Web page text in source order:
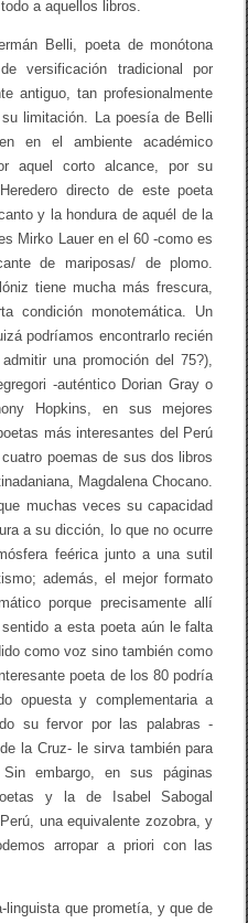
a aquellos libros.
Belli, poeta de monótona
versificación tradicional por
antiguo, tan profesionalmente
limitación. La poesía de Belli
en el ambiente académico
aquel corto alcance, por su
directo de este poeta
y la hondura de aquél de la
Mirko Lauer en el 60 -como es
de mariposas/ de plomo.
tiene mucha más frescura,
condición monotemática. Un
podríamos encontrarlo recién
una promoción del 75?),
-auténtico Dorian Gray o
Hopkins, en sus mejores
más interesantes del Perú
poemas de sus dos libros
Magdalena Chocano.
muchas veces su capacidad
a su dicción, lo que no ocurre
feérica junto a una sutil
además, el mejor formato
porque precisamente allí
a esta poeta aún le falta
como voz sino también como
poeta de los 80 podría
opuesta y complementaria a
su fervor por las palabras -
la Cruz- le sirva también para
embargo, en sus páginas
y la de Isabel Sabogal
una equivalente zozobra, y
arropar a priori con las
linguista que prometía, y que de